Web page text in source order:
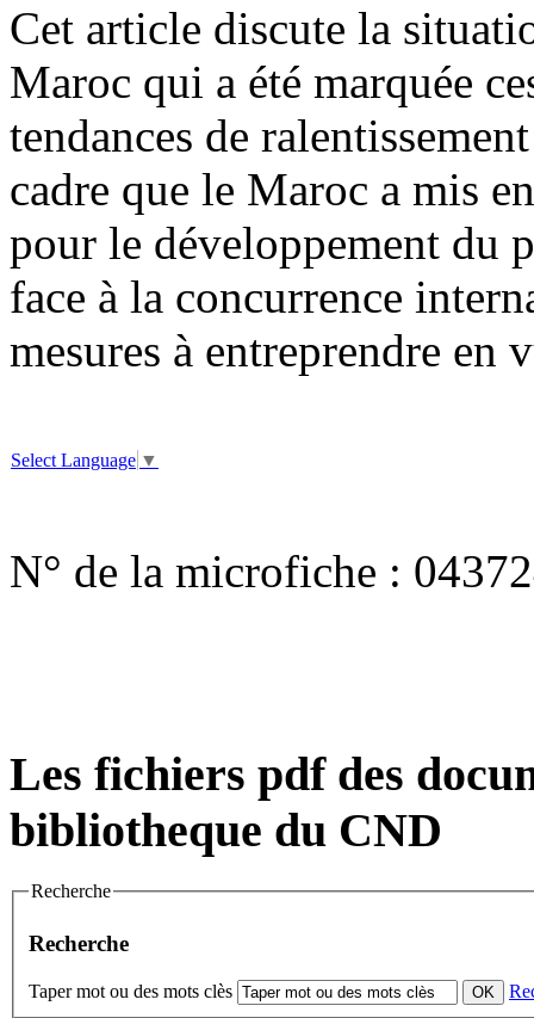
Cet article discute la
Maroc qui a été marquée
tendances de
cadre que le Maroc a mis
pour le développement du
face à la concurrence
mesures à entreprendre en
Select Language ▼
N° de la microfiche :
Les fichiers pdf des
bibliotheque du CND
Recherche
Recherche
Taper mot ou des mots clès